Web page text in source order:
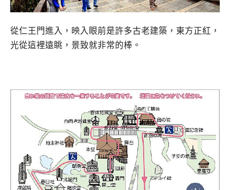
從仁王門進入，映入眼前是許多古老建築，東方正紅，
光從這裡遠眺，景致就非常的棒。